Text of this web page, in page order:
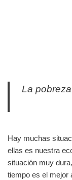
La
Hay muchas
ellas es nuestra
situación muy
tiempo es el mejor